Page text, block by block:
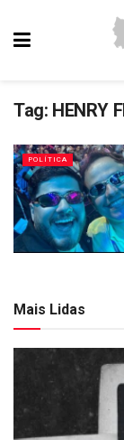
Tag: HENRY
POLÍTICA
Mais Lidas